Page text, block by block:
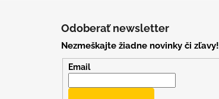
Odoberať newsletter
Nezmeškajte žiadne novinky či zľavy!
Email